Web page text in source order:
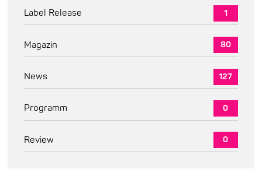
Label Release 1
Magazin 80
News 127
Programm 0
Review 0